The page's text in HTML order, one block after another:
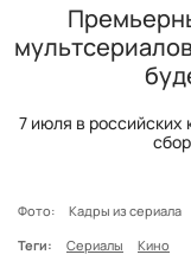
7 июля в российских
Фото: Кадры из сериала
Теги:
Сериалы Кино